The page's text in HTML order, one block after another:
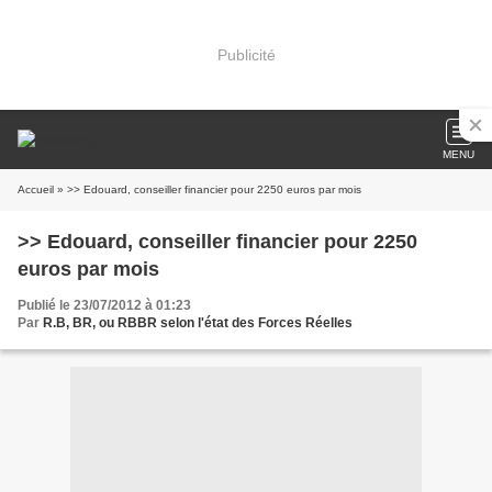
Publicité
MENU
Accueil » >> Edouard, conseiller financier pour 2250 euros par mois
>> Edouard, conseiller financier pour 2250
euros par mois
Publié le 23/07/2012 à 01:23
Par R.B, BR, ou RBBR selon l'état des Forces Réelles